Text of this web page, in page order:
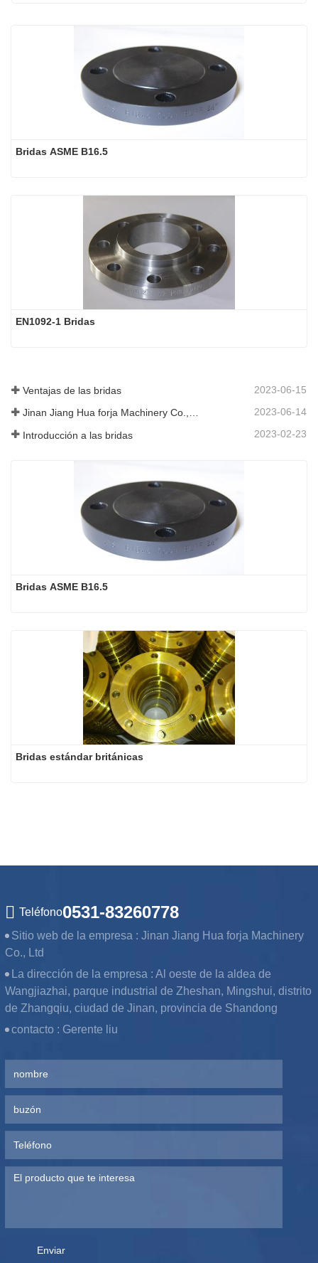
Bridas ASME B16.5
EN1092-1 Bridas
Ventajas de las bridas 2023-06-15
Jinan Jiang Hua forja Machinery Co., Ltd 2023-06-14
Introducción a las bridas 2023-02-23
Bridas ASME B16.5
Bridas estándar británicas
Teléfono0531-83260778
Sitio web de la empresa : Jinan Jiang Hua forja Machinery
Co., Ltd
La dirección de la empresa : Al oeste de la aldea de
Wangjiazhai, parque industrial de Zheshan, Mingshui, distrito
de Zhangqiu, ciudad de Jinan, provincia de Shandong
contacto : Gerente liu
Enviar